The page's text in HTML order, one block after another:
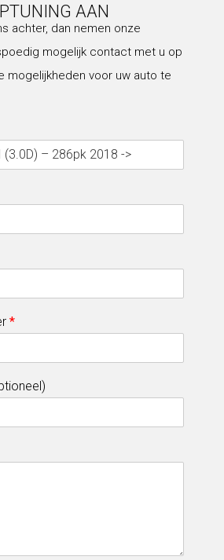
AAN
achter, dan nemen onze
mogelijk contact met u op
mogelijkheden voor uw auto te
*